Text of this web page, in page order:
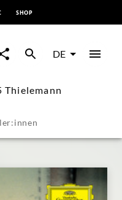
SHOP
DE
Thielemann